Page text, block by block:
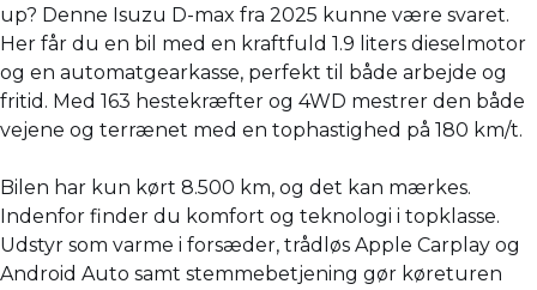
up? Denne Isuzu D-max fra 2025 kunne være svaret.
Her får du en bil med en kraftfuld 1.9 liters dieselmotor
og en automatgearkasse, perfekt til både arbejde og
fritid. Med 163 hestekræfter og 4WD mestrer den både
vejene og terrænet med en tophastighed på 180 km/t.
Bilen har kun kørt 8.500 km, og det kan mærkes.
Indenfor finder du komfort og teknologi i topklasse.
Udstyr som varme i forsæder, trådløs Apple Carplay og
Android Auto samt stemmebetjening gør køreturen